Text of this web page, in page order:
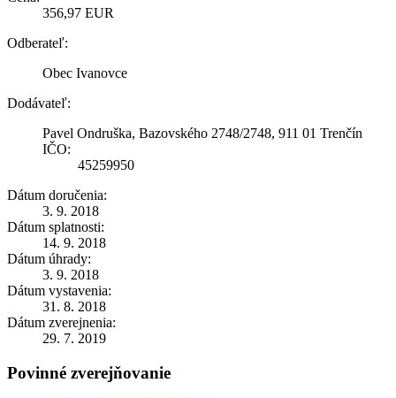
356,97 EUR
Odberateľ:
Obec Ivanovce
Dodávateľ:
Pavel Ondruška, Bazovského 2748/2748, 911 01 Trenčín
IČO:
45259950
Dátum doručenia:
3. 9. 2018
Dátum splatnosti:
14. 9. 2018
Dátum úhrady:
3. 9. 2018
Dátum vystavenia:
31. 8. 2018
Dátum zverejnenia:
29. 7. 2019
Povinné zverejňovanie